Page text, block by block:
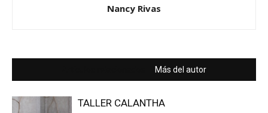
Nancy Rivas
Más del autor
TALLER CALANTHA